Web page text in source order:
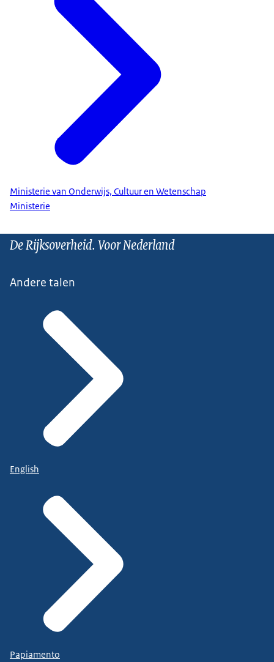
Ministerie van Onderwijs, Cultuur en Wetenschap
Ministerie
De Rijksoverheid. Voor Nederland
Andere talen
English
Papiamento